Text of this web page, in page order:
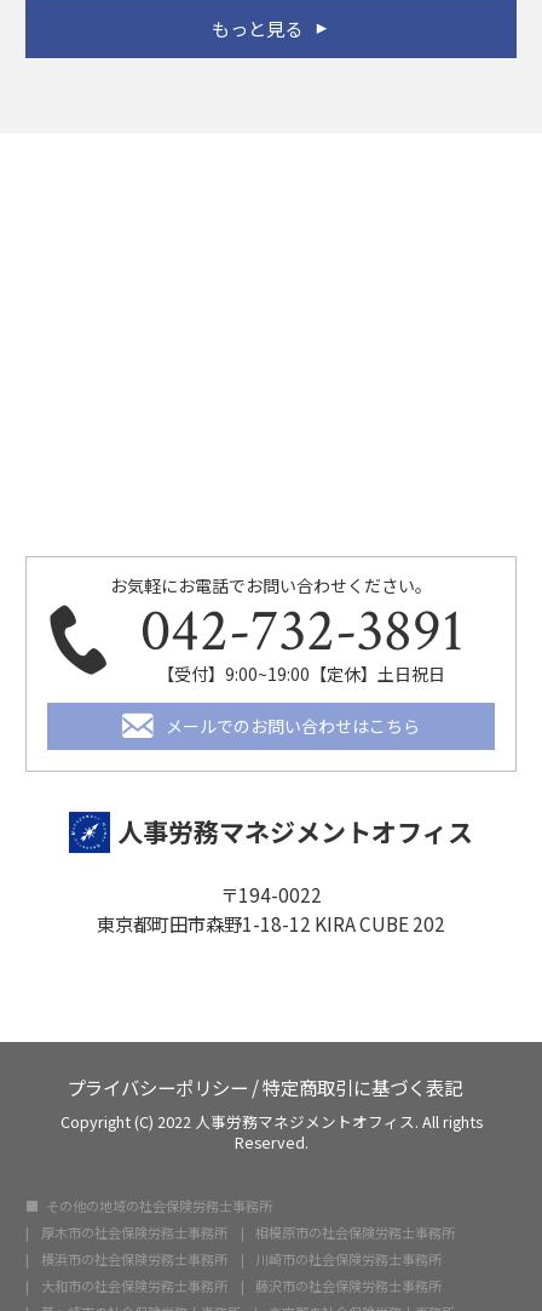
もっと見る
お気軽にお電話でお問い合わせください。
042-732-3891
【受付】9:00~19:00【定休】土日祝日
メールでのお問い合わせはこちら
人事労務マネジメントオフィス
〒194-0022
東京都町田市森野1-18-12 KIRA CUBE 202
プライバシーポリシー /特定商取引に基づく表記
Copyright (C) 2022 人事労務マネジメントオフィス. All rights
Reserved.
その他の地域の社会保険労務士事務所
厚木市の社会保険労務士事務所
相模原市の社会保険労務士事務所
横浜市の社会保険労務士事務所
川崎市の社会保険労務士事務所
大和市の社会保険労務士事務所
藤沢市の社会保険労務士事務所